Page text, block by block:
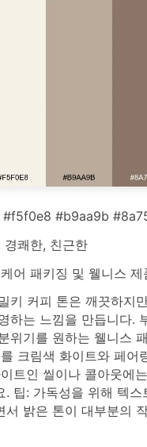
#b9aa9b
경쾌한, 친근한
어 패키징 및 웰니스 제
키 커피 톤은 깨끗하지
하는 느낌을 만듭니다.
위기를 원하는 웰니스
크림색 화이트와 페어
트인 씰이나 콜아웃에
. 팁: 가독성을 위해 텍
서 밝은 톤이 대부분의